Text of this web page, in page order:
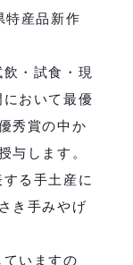
特産品新作
・試食・現
おいて最優
秀賞の中か
与します。
る手土産に
き手みやげ
いますの